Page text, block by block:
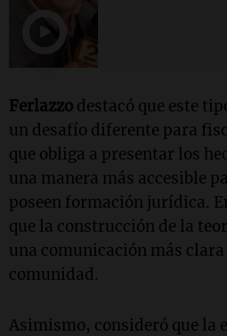
Ferlazzo destacó que este
un desafío diferente para
que obliga a presentar los
una manera más accesible
poseen formación jurídica.
que la construcción de la
una comunicación más clara
comunidad.
Asimismo, consideró que la